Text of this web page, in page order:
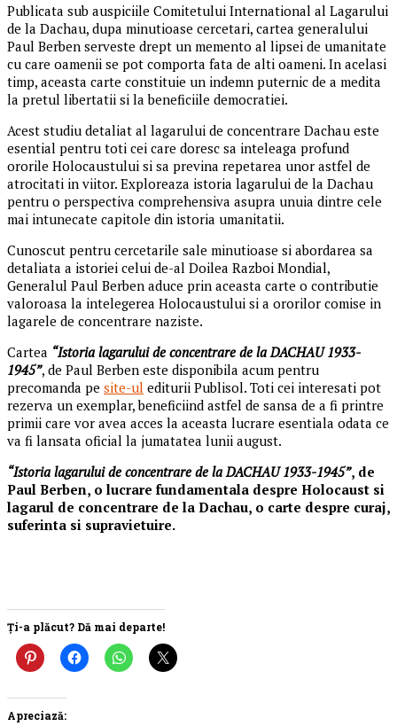
Publicata sub auspiciile Comitetului International al Lagarului
de la Dachau, dupa minutioase cercetari, cartea generalului
Paul Berben serveste drept un memento al lipsei de umanitate
cu care oamenii se pot comporta fata de alti oameni. In acelasi
timp, aceasta carte constituie un indemn puternic de a medita
la pretul libertatii si la beneficiile democratiei.
Acest studiu detaliat al lagarului de concentrare Dachau este
esential pentru toti cei care doresc sa inteleaga profund
ororile Holocaustului si sa previna repetarea unor astfel de
atrocitati in viitor. Exploreaza istoria lagarului de la Dachau
pentru o perspectiva comprehensiva asupra unuia dintre cele
mai intunecate capitole din istoria umanitatii.
Cunoscut pentru cercetarile sale minutioase si abordarea sa
detaliata a istoriei celui de-al Doilea Razboi Mondial,
Generalul Paul Berben aduce prin aceasta carte o contributie
valoroasa la intelegerea Holocaustului si a ororilor comise in
lagarele de concentrare naziste.
Cartea “Istoria lagarului de concentrare de la DACHAU 1933-
1945”, de Paul Berben este disponibila acum pentru
precomanda pe site-ul editurii Publisol. Toti cei interesati pot
rezerva un exemplar, beneficiind astfel de sansa de a fi printre
primii care vor avea acces la aceasta lucrare esentiala odata ce
va fi lansata oficial la jumatatea lunii august.
“Istoria lagarului de concentrare de la DACHAU 1933-1945”, de
Paul Berben, o lucrare fundamentala despre Holocaust si
lagarul de concentrare de la Dachau, o carte despre curaj,
suferinta si supravietuire.
Ți-a plăcut? Dă mai departe!
Apreciază: